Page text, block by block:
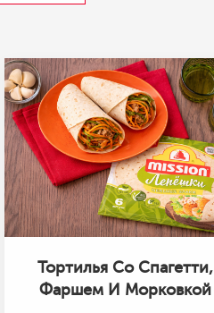
Тортилья Со Спагетти,
Фаршем И Морковкой